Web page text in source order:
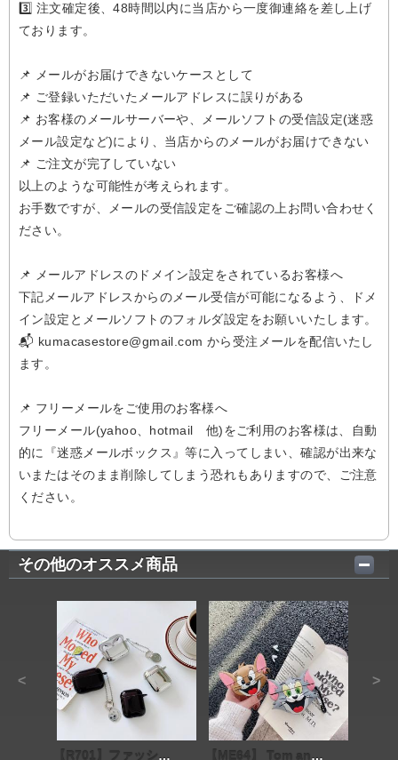
3️⃣ 注文確定後、48時間以内に当店から一度御連絡を差し上げ
ております。
📌 メールがお届けできないケースとして
📌 ご登録いただいたメールアドレスに誤りがある
📌 お客様のメールサーバーや、メールソフトの受信設定(迷惑
メール設定など)により、当店からのメールがお届けできない
📌 ご注文が完了していない
以上のような可能性が考えられます。
お手数ですが、メールの受信設定をご確認の上お問い合わせく
ださい。
📌 メールアドレスのドメイン設定をされているお客様へ
下記メールアドレスからのメール受信が可能になるよう、ドメ
イン設定とメールソフトのフォルダ設定をお願いいたします。
📬 kumacasestore@gmail.com から受注メールを配信いたし
ます。
📌 フリーメールをご使用のお客様へ
フリーメール(yahoo、hotmail 他)をご利用のお客様は、自動
的に『迷惑メールボックス』等に入ってしまい、確認が出来な
いまたはそのまま削除してしまう恐れもありますので、ご注意
ください。
その他のオススメ商品
【R701】ファッション ❤️ 気質 ❤️ Airpodsケース ❤️ Airpods 1/Airpods 2/Airpods Pro 【ME64】 Tom and Jerry ❤ ❤ Airpodsケース ❤ Airpods 1/Airpods 2/Airpods Pro カップル
< >